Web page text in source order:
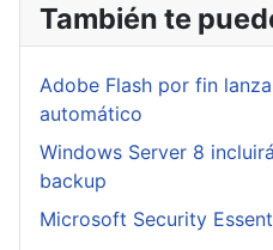
También te
Adobe Flash por fin
automático
Windows Server 8
backup
Microsoft Security